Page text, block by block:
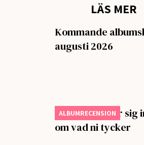
LÄS MER
Kommande
augusti 2026
ALBUMRECENSION
Charli xcx bryr sig
om vad ni tycker